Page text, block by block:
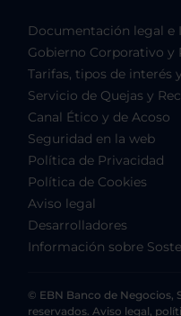
Documentación legal e
Gobierno Corporativo y
Tarifas, tipos de interés
Servicio de Quejas y
Canal Ético y de Acoso
Seguridad en la web
Política de Privacidad
Política de Cookies
Aviso legal
Desarrolladores
Información sobre
© EBN Banco de Negocios,
reservados. Aviso legal,